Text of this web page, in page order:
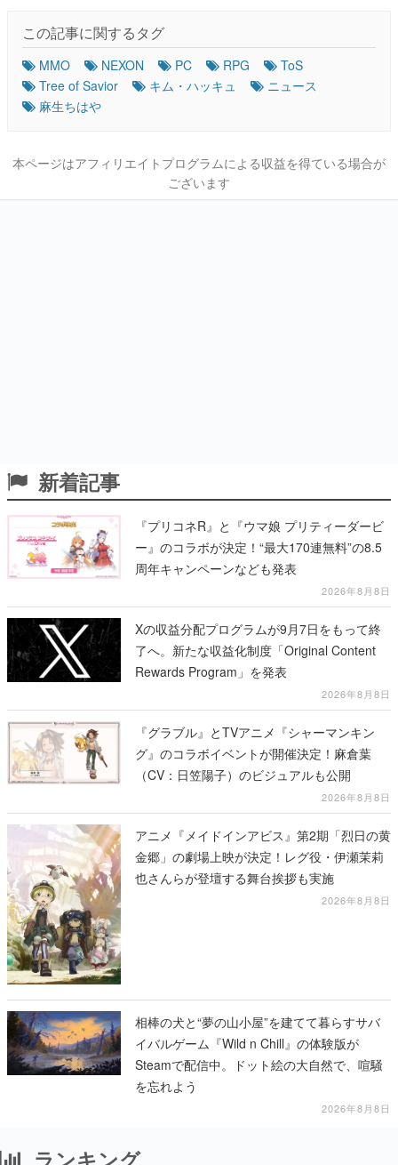
この記事に関するタグ
MMO NEXON PC RPG
ToS
Tree of Savior
キム・ハッキュ
ニュース
麻生ちはや
本ページはアフィリエイトプログラムによる収益を得ている場合が
ございます
新着記事
『プリコネR』と『ウマ娘 プリティーダービ
ー』のコラボが決定！“最大170連無料”の8.5
周年キャンペーンなども発表
2026年8月8日
Xの収益分配プログラムが9月7日をもって終
了へ。新たな収益化制度「Original Content
Rewards Program」を発表
2026年8月8日
『グラブル』とTVアニメ『シャーマンキン
グ』のコラボイベントが開催決定！麻倉葉
（CV：日笠陽子）のビジュアルも公開
2026年8月8日
アニメ『メイドインアビス』第2期「烈日の黄
金郷」の劇場上映が決定！レグ役・伊瀬茉莉
也さんらが登壇する舞台挨拶も実施
2026年8月8日
相棒の犬と“夢の山小屋”を建てて暮らすサバ
イバルゲーム『Wild n Chill』の体験版が
Steamで配信中。ドット絵の大自然で、喧騒
を忘れよう
2026年8月8日